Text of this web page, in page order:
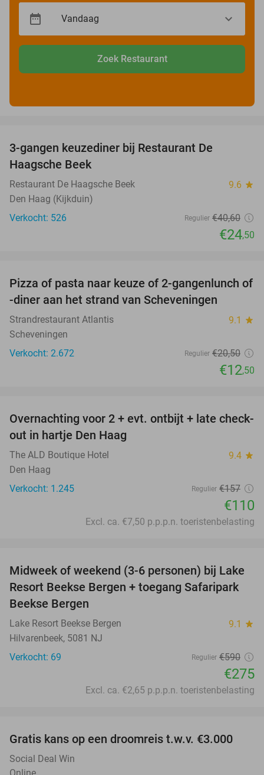
Zoek Restaurant
3-gangen keuzediner bij Restaurant De
Haagsche Beek
Restaurant De Haagsche Beek 9.6 star
Den Haag (Kijkduin)
Verkocht: 526
Regulier €40,60
€24,50
39%
Pizza of pasta naar keuze of 2-gangenlunch of
-diner aan het strand van Scheveningen
Strandrestaurant Atlantis 9.1 star
Scheveningen
Verkocht: 2.672
Regulier €20,50
€12,50
30%
Overnachting voor 2 + evt. ontbijt + late check-
out in hartje Den Haag
The ALD Boutique Hotel 9.4 star
Den Haag
Verkocht: 1.245
Regulier €157
€110
Excl. ca. €7,50 p.p.p.n. toeristenbelasting
53%
Midweek of weekend (3-6 personen) bij Lake
Resort Beekse Bergen + toegang Safaripark
Beekse Bergen
Lake Resort Beekse Bergen 9.1 star
Hilvarenbeek, 5081 NJ
Verkocht: 69
Regulier €590
€275
Excl. ca. €2,65 p.p.p.n. toeristenbelasting
Gratis kans op een droomreis t.w.v. €3.000
Social Deal Win